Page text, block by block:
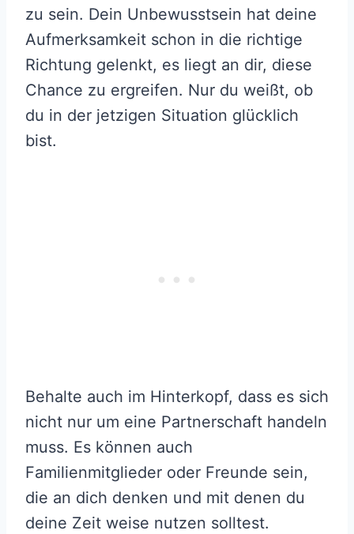
zu sein. Dein Unbewusstsein hat deine
Aufmerksamkeit schon in die richtige
Richtung gelenkt, es liegt an dir, diese
Chance zu ergreifen. Nur du weißt, ob
du in der jetzigen Situation glücklich
bist.
Behalte auch im Hinterkopf, dass es sich
nicht nur um eine Partnerschaft handeln
muss. Es können auch
Familienmitglieder oder Freunde sein,
die an dich denken und mit denen du
deine Zeit weise nutzen solltest.